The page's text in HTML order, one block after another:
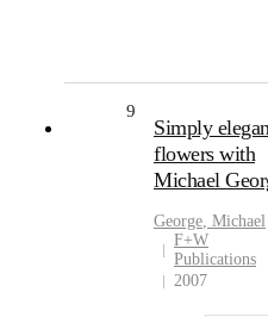
9
Simply
flowers with
Michael
George, Michael
F+W
Publications
2007